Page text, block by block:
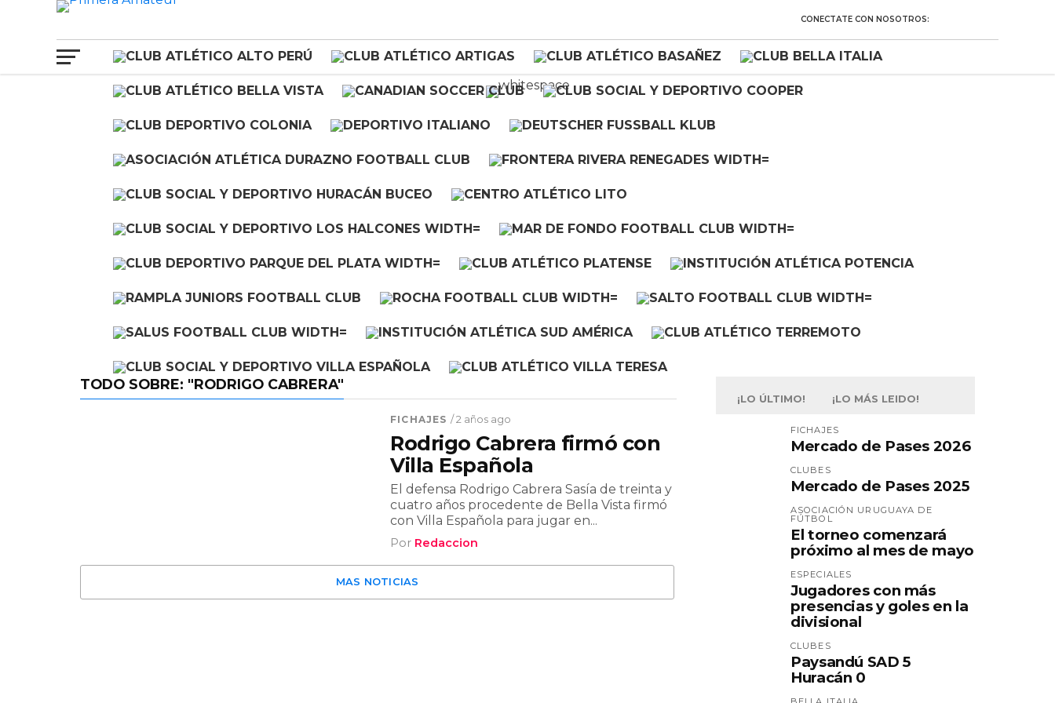
CONECTATE CON NOSOTROS:
TODO SOBRE: "RODRIGO CABRERA"
FICHAJES / 2 años ago
Rodrigo Cabrera firmó con
Villa Española
El defensa Rodrigo Cabrera Sasía de treinta y
cuatro años procedente de Bella Vista firmó
con Villa Española para jugar en...
Por Redaccion
MAS NOTICIAS
¡LO ÚLTIMO! ¡LO MÁS LEIDO!
FICHAJES
Mercado de Pases 2026
CLUBES
Mercado de Pases 2025
ASOCIACIÓN URUGUAYA DE
FÚTBOL
El torneo comenzará
próximo al mes de mayo
ESPECIALES
Jugadores con más
presencias y goles en la
divisional
CLUBES
Paysandú SAD 5
Huracán 0